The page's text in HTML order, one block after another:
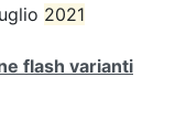
2021
flash varianti